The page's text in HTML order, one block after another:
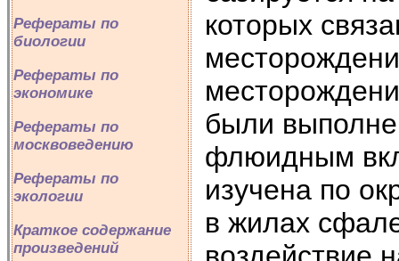
Рефераты по
биологии
Рефераты по
экономике
Рефераты по
москвоведению
Рефераты по
экологии
Краткое содержание
произведений
которых
были
флюидным
изучена по
в жилах